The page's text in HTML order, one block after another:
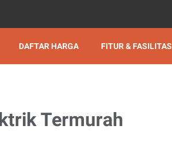
DAFTAR HARGA FITUR & FASILITAS
Termurah